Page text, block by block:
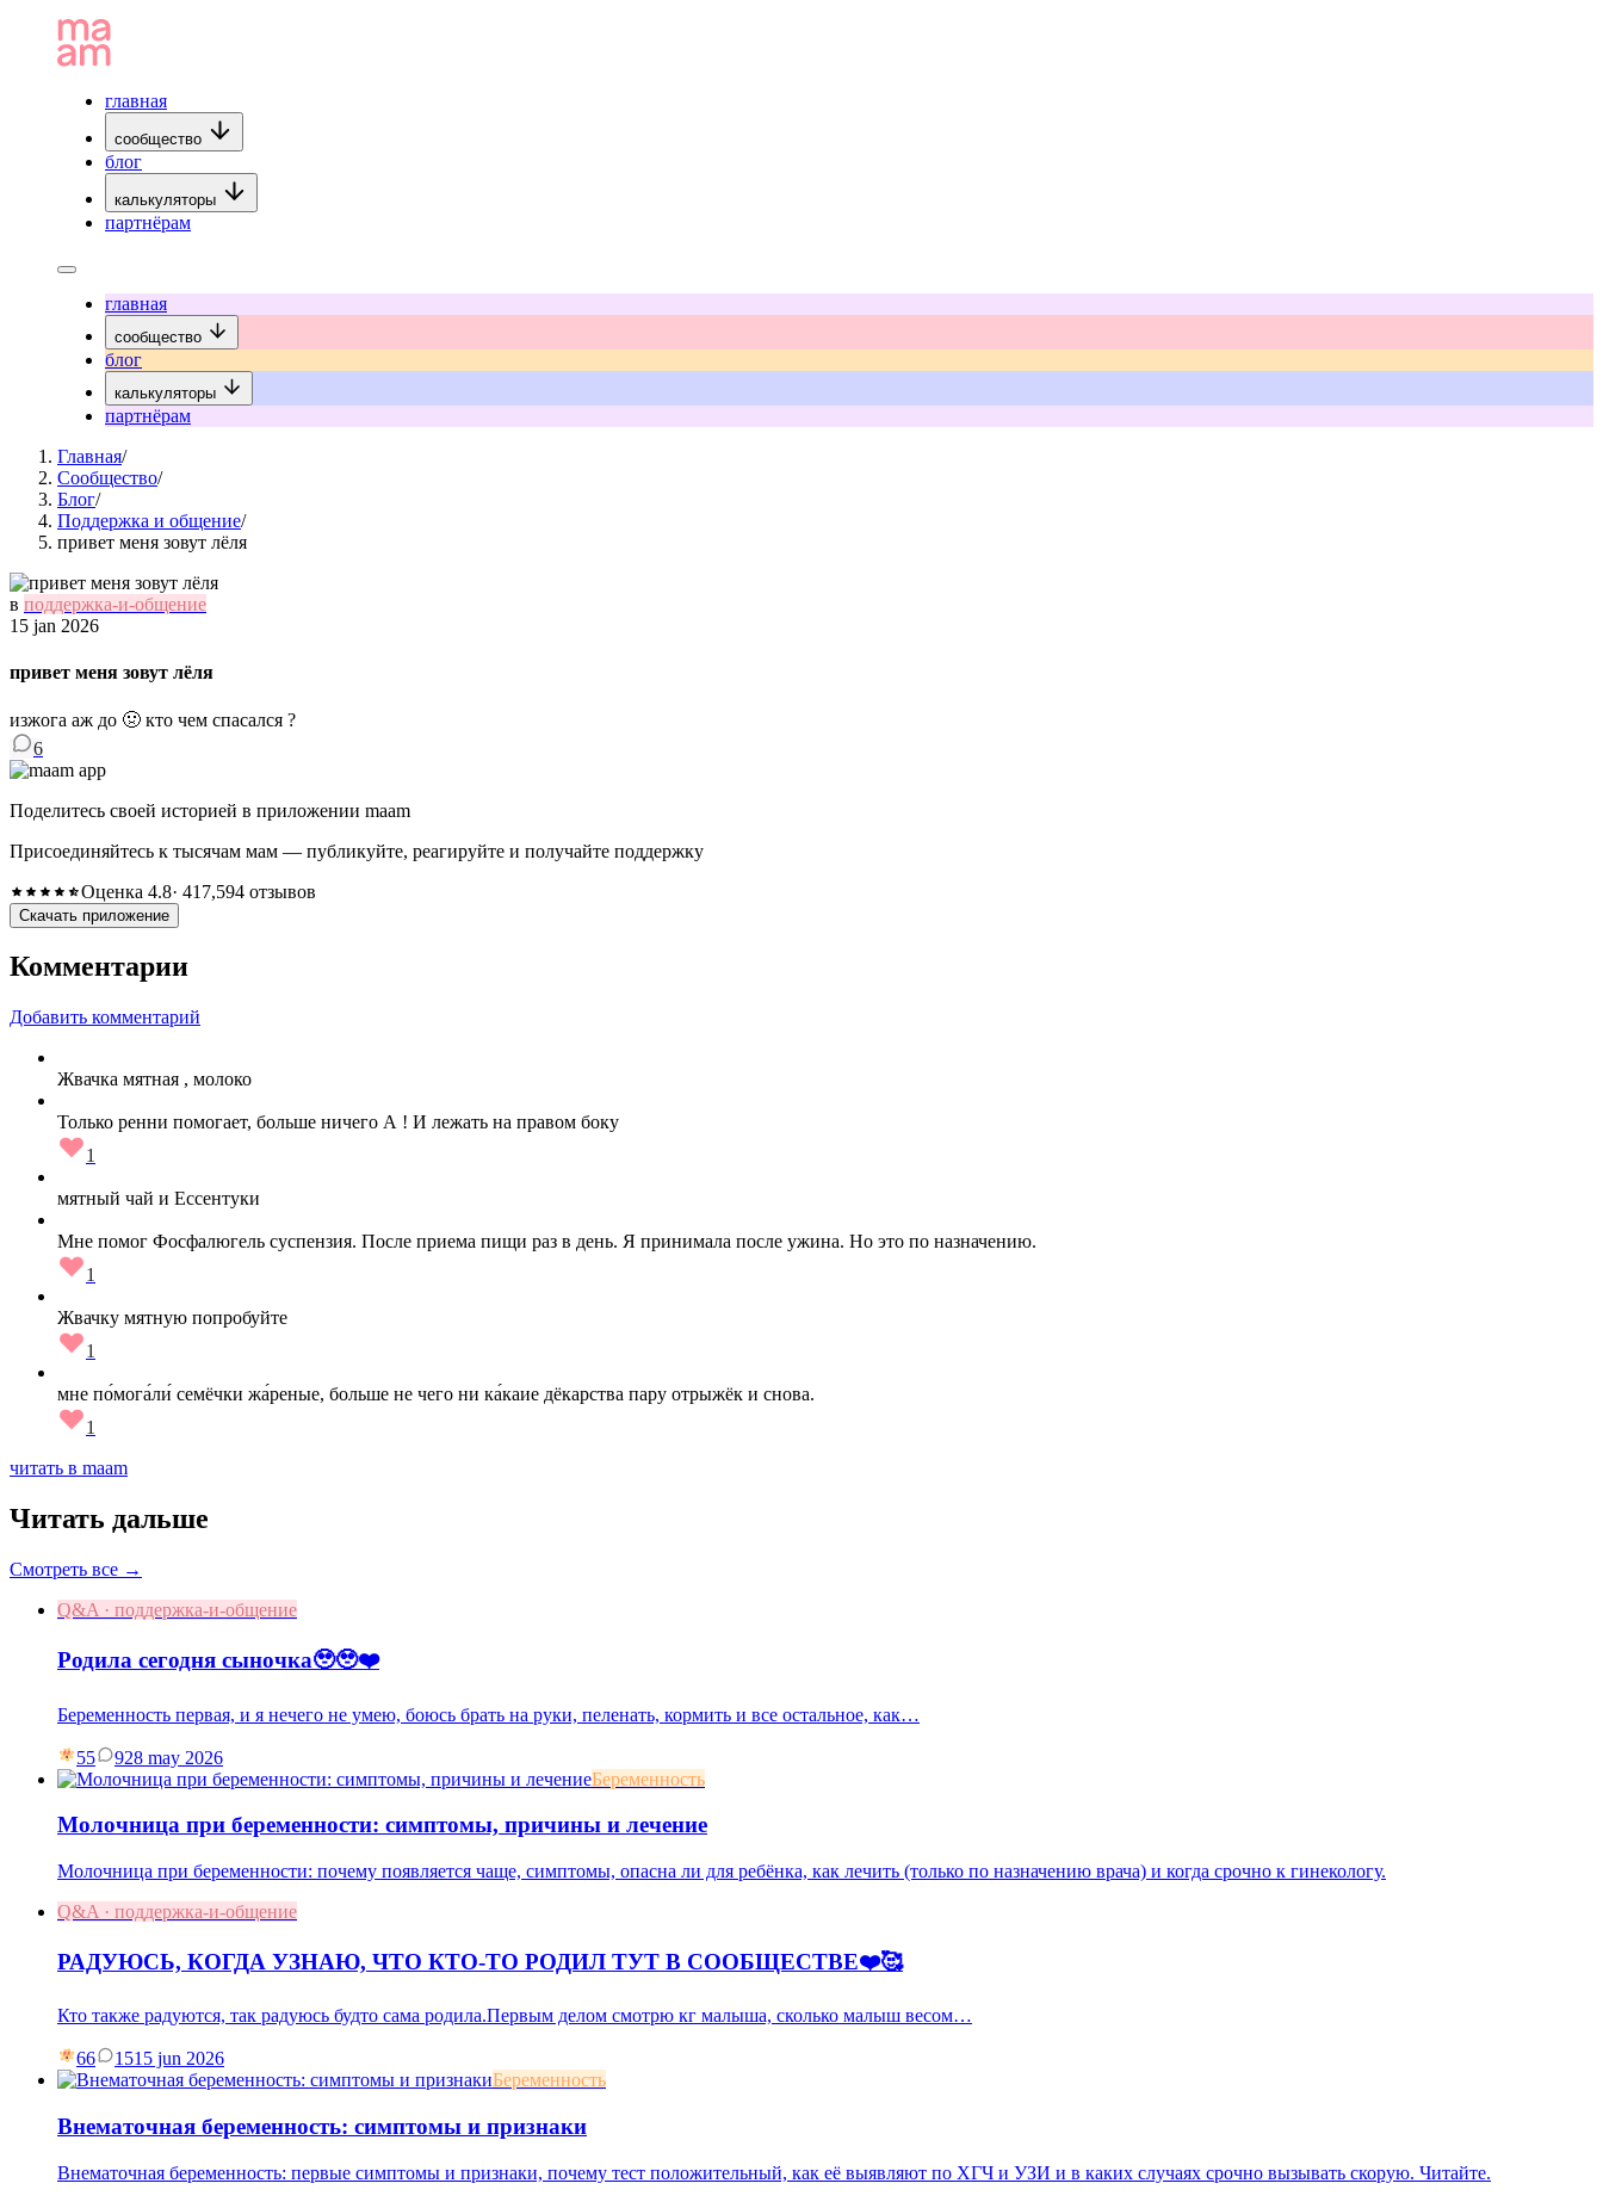
главная
сообщество
блог
калькуляторы
партнёрам
главная
сообщество
блог
калькуляторы
партнёрам
Главная/
Сообщество/
Блог/
Поддержка и общение/
привет меня зовут лёля
в поддержка-и-общение
15 jan 2026
привет меня зовут лёля
изжога аж до 🤢 кто чем спасался ?
6
Поделитесь своей историей в приложении maam
Присоединяйтесь к тысячам мам — публикуйте, реагируйте и получайте поддержку
Оценка 4.8· 417,594 отзывов
Скачать приложение
Комментарии
Добавить комментарий
Жвачка мятная , молоко
Только ренни помогает, больше ничего А ! И лежать на правом боку
1
мятный чай и Ессентуки
Мне помог Фосфалюгель суспензия. После приема пищи раз в день. Я принимала после ужина. Но это по назначению.
1
Жвачку мятную попробуйте
1
мне по́мога́ли́ семёчки жа́реные, больше не чего ни ка́каие дёкарства пару отрыжёк и снова.
1
читать в maam
Читать дальше
Смотреть все →
Q&A · поддержка-и-общение
Родила сегодня сыночка🥹🥹❤️
Беременность первая, и я нечего не умею, боюсь брать на руки, пеленать, кормить и все остальное, как…
55 928 may 2026
Беременность
Молочница при беременности: симптомы, причины и лечение
Молочница при беременности: почему появляется чаще, симптомы, опасна ли для ребёнка, как лечить (только по назначению врача) и когда срочно к гинекологу.
Q&A · поддержка-и-общение
РАДУЮСЬ, КОГДА УЗНАЮ, ЧТО КТО-ТО РОДИЛ ТУТ В СООБЩЕСТВЕ❤️🥰
Кто также радуются, так радуюсь будто сама родила.Первым делом смотрю кг малыша, сколько малыш весом…
66 1515 jun 2026
Беременность
Внематочная беременность: симптомы и признаки
Внематочная беременность: первые симптомы и признаки, почему тест положительный, как её выявляют по ХГЧ и УЗИ и в каких случаях срочно вызывать скорую. Читайте.